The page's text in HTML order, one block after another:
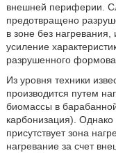
внешней периферии.
предотвращено
в зоне без
усиление
разрушенного
Из уровня техники
производится путем
биомассы в
карбонизация). Однако
присутствует зона
нагревание за счет